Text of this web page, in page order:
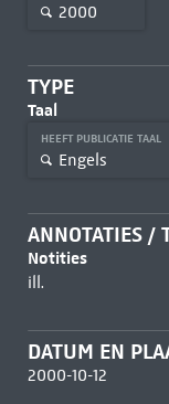
2000
TYPE
Taal
HEEFT PUBLICATIE TAAL
Engels
ANNOTATIES /
Notities
ill.
DATUM EN
2000-10-12